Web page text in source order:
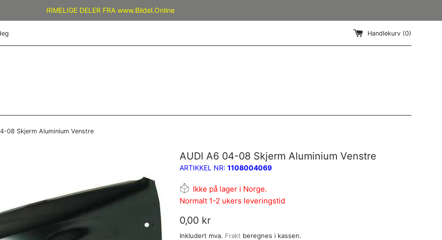
RIMELIGE DELER FRA www.Bildel.Online
Handlekurv (0)
08 Skjerm Aluminium Venstre
AUDI A6 04-08 Skjerm Aluminium Venstre
ARTIKKEL NR: 1108004069
Ikke på lager i Norge.
Normalt 1-2 ukers leveringstid
Vanlig
pris
0,00 kr
Inkludert mva. Frakt beregnes i kassen.